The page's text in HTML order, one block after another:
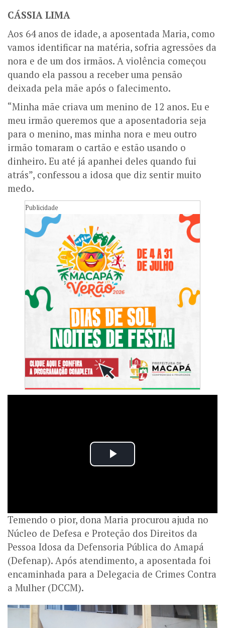
CÁSSIA LIMA
Aos 64 anos de idade, a aposentada Maria, como
vamos identificar na matéria, sofria agressões da
nora e de um dos irmãos. A violência começou
quando ela passou a receber uma pensão
deixada pela mãe após o falecimento.
“Minha mãe criava um menino de 12 anos. Eu e
meu irmão queremos que a aposentadoria seja
para o menino, mas minha nora e meu outro
irmão tomaram o cartão e estão usando o
dinheiro. Eu até já apanhei deles quando fui
atrás”, confessou a idosa que diz sentir muito
medo.
Publicidade
Temendo o pior, dona Maria procurou ajuda no
Núcleo de Defesa e Proteção dos Direitos da
Pessoa Idosa da Defensoria Pública do Amapá
(Defenap). Após atendimento, a aposentada foi
encaminhada para a Delegacia de Crimes Contra
a Mulher (DCCM).